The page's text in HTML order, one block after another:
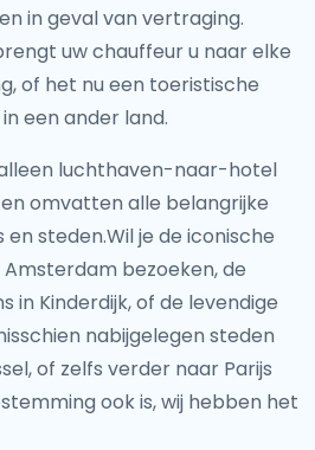
in geval van vertraging.
uw chauffeur u naar elke
of het nu een toeristische
een ander land.
luchthaven-naar-hotel
omvatten alle belangrijke
steden.Wil je de iconische
bezoeken, de
in Kinderdijk, of de levendige
nabijgelegen steden
of zelfs verder naar Parijs
ook is, wij hebben het